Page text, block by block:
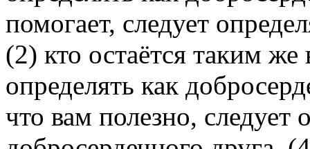
помогает, следует
(2) кто остаётся таким же
определять как
что вам полезно, следует